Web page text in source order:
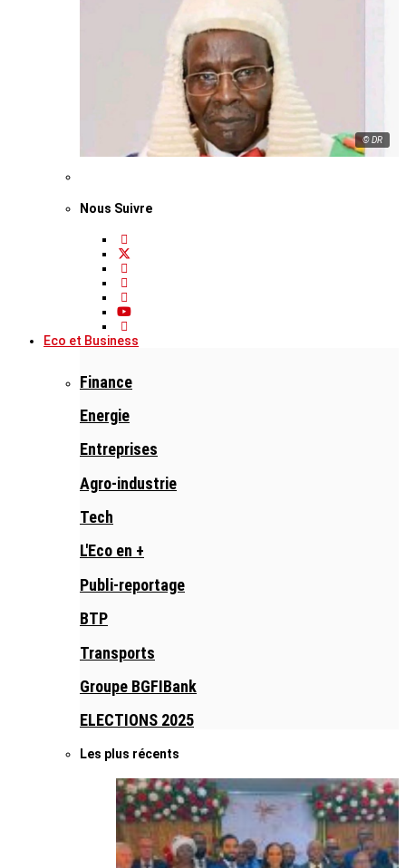
© DR
Nous Suivre
Eco et Business
Finance
Energie
Entreprises
Agro-industrie
Tech
L'Eco en +
Publi-reportage
BTP
Transports
Groupe BGFIBank
ELECTIONS 2025
Les plus récents